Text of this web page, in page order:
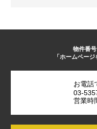
物件番
「ホームペー
お電話
03-
営業時